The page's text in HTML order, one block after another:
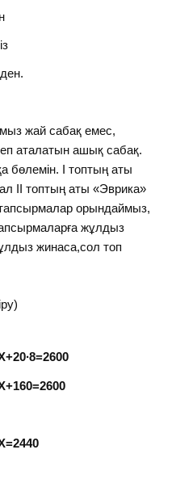
жай сабақ емес,
аталатын ашық сабақ.
бөлемін. І топтың аты
ІІ топтың аты «Эврика»
орындаймыз,
жұлдыз
жинаса,сол топ